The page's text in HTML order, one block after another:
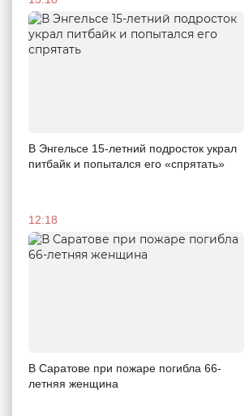
В Энгельсе 15-летний подросток украл
питбайк и попытался его «спрятать»
12:18
В Саратове при пожаре погибла 66-
летняя женщина